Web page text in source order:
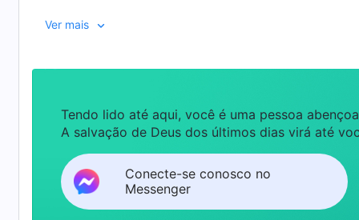
Ver mais
Tendo lido até aqui, você é uma pessoa
A salvação de Deus dos últimos dias virá até
Conecte-se conosco no
Messenger